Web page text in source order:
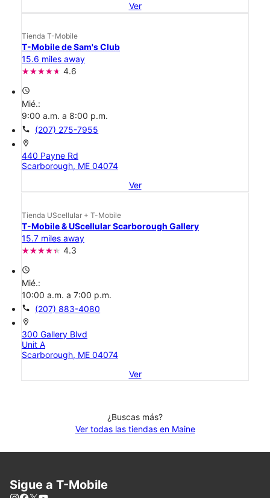
Ver
Tienda T-Mobile
T-Mobile de Sam's Club
15.6 miles away
4.6
access_time
Mié.:
9:00 a.m. a 8:00 p.m.
call (207) 275-7955
location_on
440 Payne Rd
Scarborough, ME 04074
Ver
Tienda UScellular + T-Mobile
T-Mobile & UScellular Scarborough Gallery
15.7 miles away
4.3
access_time
Mié.:
10:00 a.m. a 7:00 p.m.
call (207) 883-4080
location_on
300 Gallery Blvd
Unit A
Scarborough, ME 04074
Ver
¿Buscas más?
Ver todas las tiendas en Maine